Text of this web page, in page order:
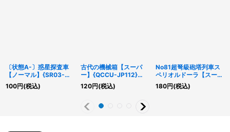
〔状態A-〕惑星探査車
【ノーマル】{SR03-
JP013}《モンスター》
100円(税込)
古代の機械箱【スーパ
ー】{QCCU-JP112}
《モンスター》
120円(税込)
No81超弩級砲塔列車ス
ペリオルドーラ【スーパ
ー】{SLF1-JP012}《エ
クシーズ》
180円(税込)